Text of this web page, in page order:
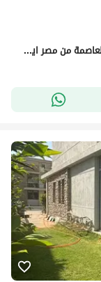
فيلا بسعر قدديييم استلام فوري علي السكن بقلب العاصمة من مصر ايطاليا الكمبوند ساكن بالفعل